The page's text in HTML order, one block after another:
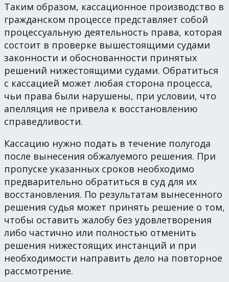
Таким образом, кассационное производство в
гражданском процессе представляет собой
процессуальную деятельность права, которая
состоит в проверке вышестоящими судами
законности и обоснованности принятых
решений нижестоящими судами. Обратиться
с кассацией может любая сторона процесса,
чьи права были нарушены, при условии, что
апелляция не привела к восстановлению
справедливости.
Кассацию нужно подать в течение полугода
после вынесения обжалуемого решения. При
пропуске указанных сроков необходимо
предварительно обратиться в суд для их
восстановления. По результатам вынесенного
решения судья может принять решение о том,
чтобы оставить жалобу без удовлетворения
либо частично или полностью отменить
решения нижестоящих инстанций и при
необходимости направить дело на повторное
рассмотрение.